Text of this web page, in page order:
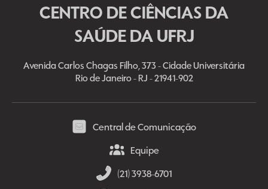
CENTRO DE CIÊNCIAS DA
SAÚDE DA UFRJ
Avenida Carlos Chagas Filho, 373 - Cidade Universitária
Rio de Janeiro - RJ - 21941-902
Central de Comunicação
Equipe
(21) 3938-6701